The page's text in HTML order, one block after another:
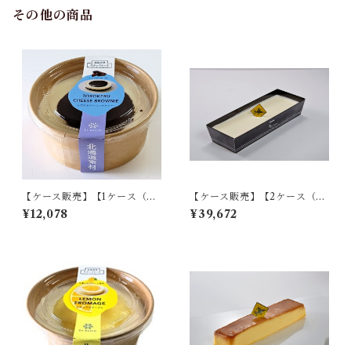
その他の商品
【ケース販売】【1ケース（計1
8個入り）】とろけるチーズブ
ラウニー B
¥12,078
【ケース販売】【2ケース（計
36個入り）】クリュフロマー
ジュ premium
¥39,672